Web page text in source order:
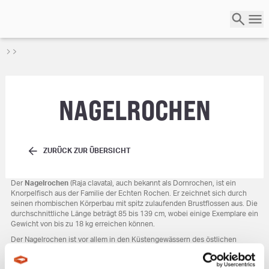
NAGELROCHEN
ZURÜCK ZUR ÜBERSICHT
Der Nagelrochen(Raja clavata), auch bekannt als Dornrochen, ist ein
Knorpelfisch aus der Familie der Echten Rochen. Er zeichnet sich durch
seinen rhombischen Körperbau mit spitz zulaufenden Brustflossen aus. Die
durchschnittliche Länge beträgt 85 bis 139 cm, wobei einige Exemplare ein
Gewicht von bis zu 18 kg erreichen können.
Der Nagelrochen ist vor allem in den Küstengewässern des östlichen
oder schlammige Böden in Tiefen von 5 bis 1.020 Metern. Seine Ernährung